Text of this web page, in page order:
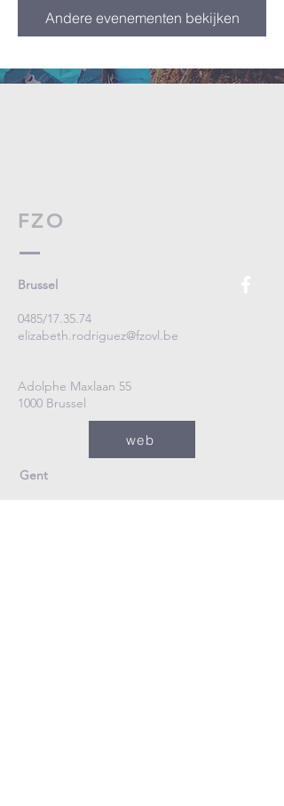
Andere evenementen bekijken
FZO
Brussel
0485/17.35.74
elizabeth.rodriguez@fzovl.be
Adolphe Maxlaan 55
1000 Brussel
web
Gent